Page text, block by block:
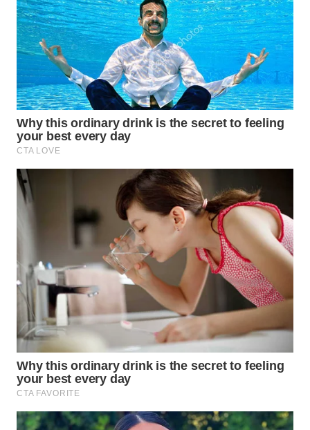
WN
KARO
WN
SIMALUNGUN
WN
LABUHANBATU
TAPANULI
TENGAH
TEBING
TINGGI
PAKPAK
WN
KARAWANG